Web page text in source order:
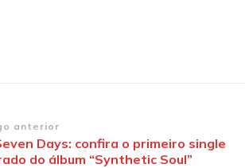
anterior
Days: confira o primeiro single
do álbum “Synthetic Soul”